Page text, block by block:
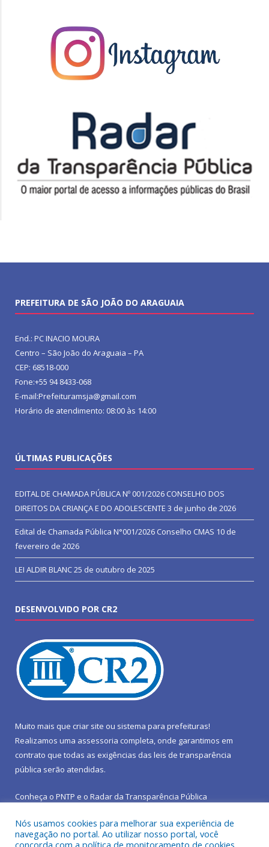
PREFEITURA DE SÃO JOÃO DO ARAGUAIA
End.: PC INACIO MOURA
Centro – São João do Araguaia – PA
CEP: 68518-000
Fone:+55 94 8433-068
E-mail:Prefeituramsja@gmail.com
Horário de atendimento: 08:00 às 14:00
ÚLTIMAS PUBLICAÇÕES
EDITAL DE CHAMADA PÚBLICA Nº 001/2026 CONSELHO DOS
DIREITOS DA CRIANÇA E DO ADOLESCENTE 3 de junho de 2026
Edital de Chamada Pública N°001/2026 Conselho CMAS 10 de
fevereiro de 2026
LEI ALDIR BLANC25 de outubro de 2025
DESENVOLVIDO POR CR2
Muito mais que criar site ou sistema para prefeituras!
Realizamos uma assessoria completa, onde garantimos em
contrato que todas as exigências das leis de transparência
pública serão atendidas.
Conheça o PNTP e o Radar da Transparência Pública
Nós usamos cookies para melhorar sua experiência de
navegação no portal. Ao utilizar nosso portal, você
concorda com a política de monitoramento de cookies.